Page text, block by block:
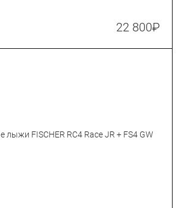
22 800₽